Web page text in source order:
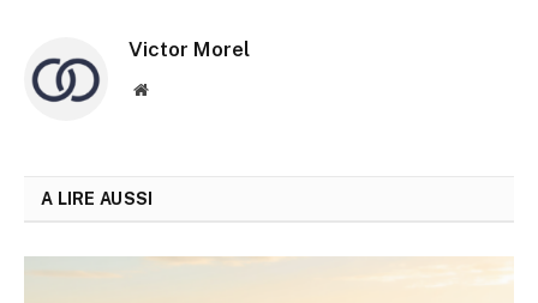
Victor Morel
Site
A LIRE AUSSI